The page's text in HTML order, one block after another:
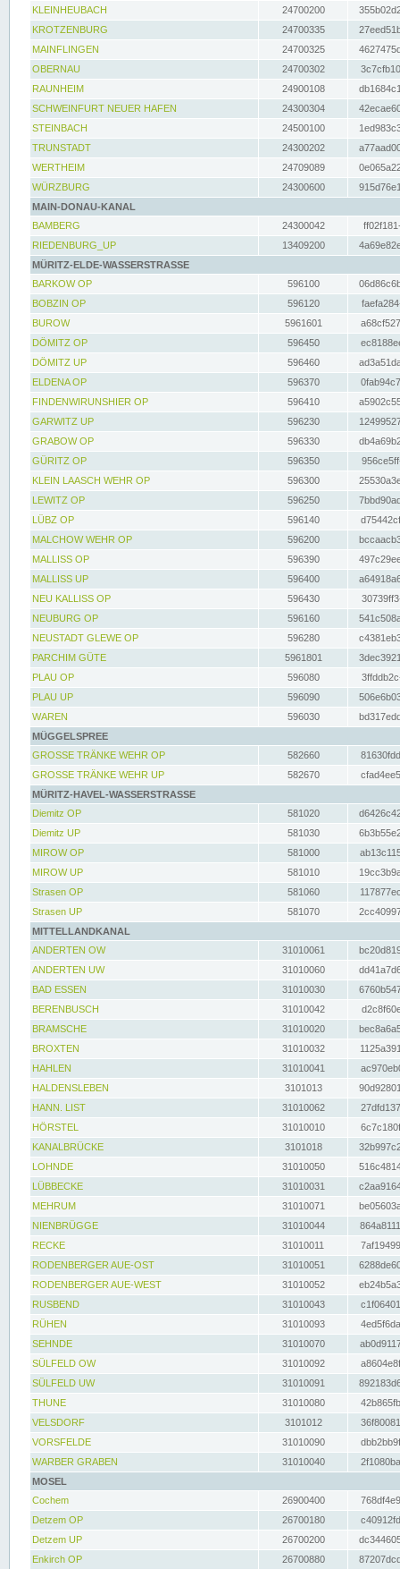
KLEINHEUBACH 24700200
KROTZENBURG
24700335
MAINFLINGEN
24700325
OBERNAU
24700302
RAUNHEIM
24900108
SCHWEINFURT NEUER HAFEN
24300304
STEINBACH
24500100
TRUNSTADT
24300202
WERTHEIM
24709089
WÜRZBURG
24300600
MAIN-DONAU-KANAL
BAMBERG
24300042
RIEDENBURG_UP
13409200
MÜRITZ-ELDE-WASSERSTRASSE
BARKOW OP
596100
BOBZIN OP
596120
BUROW
5961601
DÖMITZ OP
596450
DÖMITZ UP
596460
ELDENA OP
596370
FINDENWIRUNSHIER OP
596410
GARWITZ UP
596230
GRABOW OP
596330
GÜRITZ OP
596350
KLEIN LAASCH WEHR OP
596300
LEWITZ OP
596250
LÜBZ OP
596140
MALCHOW WEHR OP
596200
MALLISS OP
596390
MALLISS UP
596400
NEU KALLISS OP
596430
NEUBURG OP
596160
NEUSTADT GLEWE OP
596280
PARCHIM GÜTE
5961801
PLAU OP
596080
PLAU UP
596090
WAREN
596030
MÜGGELSPREE
GROSSE TRÄNKE WEHR OP
582660
GROSSE TRÄNKE WEHR UP
582670
MÜRITZ-HAVEL-WASSERSTRASSE
Diemitz OP
581020
Diemitz UP
581030
MIROW OP
581000
MIROW UP
581010
Strasen OP
581060
Strasen UP
581070
MITTELLANDKANAL
ANDERTEN OW
31010061
ANDERTEN UW
31010060
BAD ESSEN
31010030
BERENBUSCH
31010042
BRAMSCHE
31010020
BROXTEN
31010032
HAHLEN
31010041
HALDENSLEBEN
3101013
HANN. LIST
31010062
HÖRSTEL
31010010
KANALBRÜCKE
3101018
LOHNDE
31010050
LÜBBECKE
31010031
MEHRUM
31010071
NIENBRÜGGE
31010044
RECKE
31010011
RODENBERGER AUE-OST
31010051
RODENBERGER AUE-WEST
31010052
RUSBEND
31010043
RÜHEN
31010093
SEHNDE
31010070
SÜLFELD OW
31010092
SÜLFELD UW
31010091
THUNE
31010080
VELSDORF
3101012
VORSFELDE
31010090
WARBER GRABEN
31010040
MOSEL
Cochem
26900400
Detzem OP
26700180
Detzem UP
26700200
Enkirch OP
26700880